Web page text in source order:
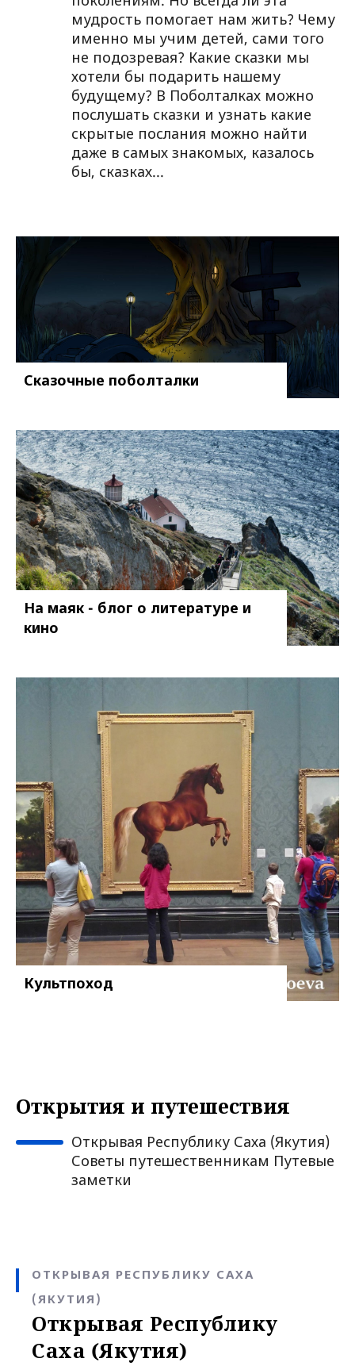
мудрость помогает нам жить? Чему
именно мы учим детей, сами того
не подозревая? Какие сказки мы
хотели бы подарить нашему
будущему? В Поболталках можно
послушать сказки и узнать какие
скрытые послания можно найти
даже в самых знакомых, казалось
бы, сказках...
Сказочные поболталки
На маяк - блог о литературе и
кино
Культпоход
Открытия и путешествия
Открывая Республику Саха (Якутия)
Советы путешественникам Путевые
заметки
ОТКРЫВАЯ РЕСПУБЛИКУ САХА
(ЯКУТИЯ)
Открывая Республику
Саха (Якутия)